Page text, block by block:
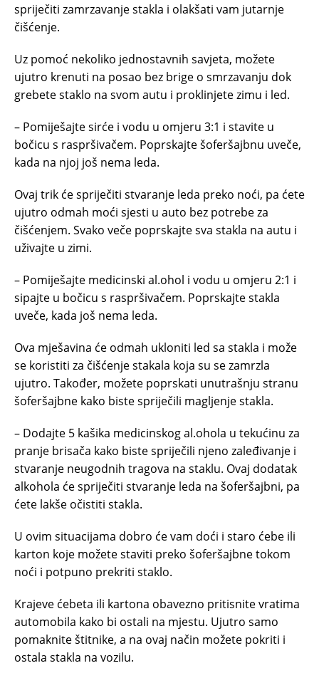
spriječiti zamrzavanje stakla i olakšati vam jutarnje
čišćenje.
Uz pomoć nekoliko jednostavnih savjeta, možete
ujutro krenuti na posao bez brige o smrzavanju dok
grebete staklo na svom autu i proklinjete zimu i led.
– Pomiješajte sirće i vodu u omjeru 3:1 i stavite u
bočicu s raspršivačem. Poprskajte šoferšajbnu uveče,
kada na njoj još nema leda.
Ovaj trik će spriječiti stvaranje leda preko noći, pa ćete
ujutro odmah moći sjesti u auto bez potrebe za
čišćenjem. Svako veče poprskajte sva stakla na autu i
uživajte u zimi.
– Pomiješajte medicinski al.ohol i vodu u omjeru 2:1 i
sipajte u bočicu s raspršivačem. Poprskajte stakla
uveče, kada još nema leda.
Ova mješavina će odmah ukloniti led sa stakla i može
se koristiti za čišćenje stakala koja su se zamrzla
ujutro. Također, možete poprskati unutrašnju stranu
šoferšajbne kako biste spriječili magljenje stakla.
– Dodajte 5 kašika medicinskog al.ohola u tekućinu za
pranje brisača kako biste spriječili njeno zaleđivanje i
stvaranje neugodnih tragova na staklu. Ovaj dodatak
alkohola će spriječiti stvaranje leda na šoferšajbni, pa
ćete lakše očistiti stakla.
U ovim situacijama dobro će vam doći i staro ćebe ili
karton koje možete staviti preko šoferšajbne tokom
noći i potpuno prekriti staklo.
Krajeve ćebeta ili kartona obavezno pritisnite vratima
automobila kako bi ostali na mjestu. Ujutro samo
pomaknite štitnike, a na ovaj način možete pokriti i
ostala stakla na vozilu.